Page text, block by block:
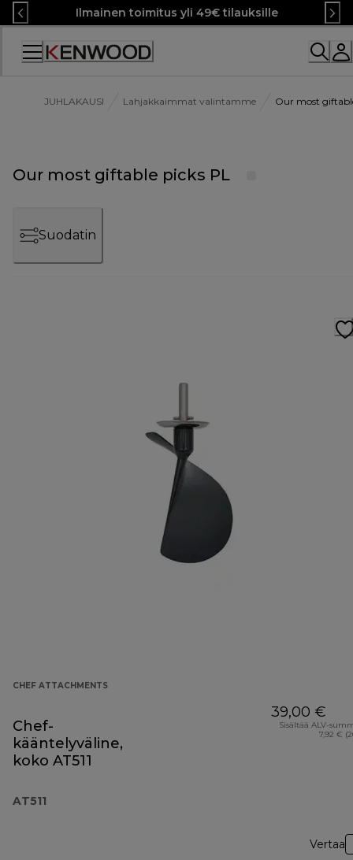
Skip
to
Content
Ilmainen toimitus yli 49€ tilauksille
JUHLAKAUSI Lahjakkaimmat valintamme Our most
Our most giftable picks PL
Suodatin
CHEF ATTACHMENTS
Chef-
kääntelyväline,
koko AT511
AT511
39,00 €
Sisältää ALV-
7,92 €
Vertaa